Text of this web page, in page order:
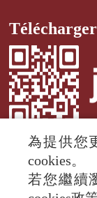
© 2024
為提供您
cookies。
若您繼續